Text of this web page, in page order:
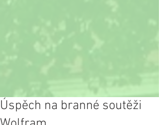
Úspěch na branné soutěži